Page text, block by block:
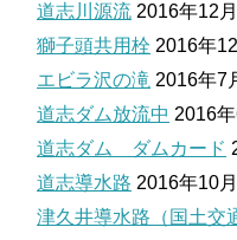
道志川源流 2016年12
獅子頭共用栓 2016年
エビラ沢の滝 2016年7
道志ダム放流中 2016
道志ダム ダムカード
道志導水路 2016年10
津久井導水路（国土交